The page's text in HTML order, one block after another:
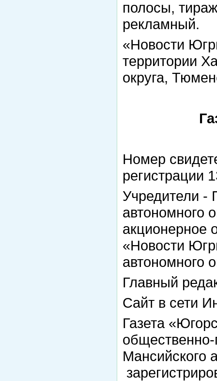
полосы,
рекламный.
«Новости
территории
округа,
Номер
регистрации
Учредители -
автономного
акционерное
«Новости
автономного
Главный
Сайт в сети
Газета
Мансийского